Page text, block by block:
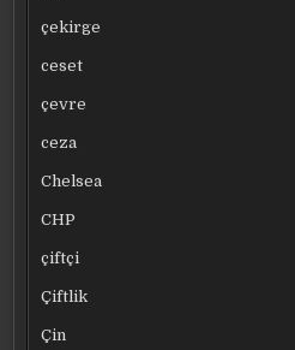
çekirge
ceset
çevre
ceza
Chelsea
CHP
çiftçi
Çiftlik
Çin